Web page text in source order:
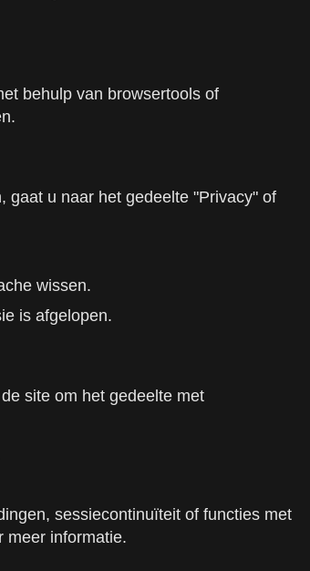
behulp van browsertools of
gaat u naar het gedeelte "Privacy" of
wissen.
is afgelopen.
site om het gedeelte met
sessiecontinuïteit of functies met
meer informatie.